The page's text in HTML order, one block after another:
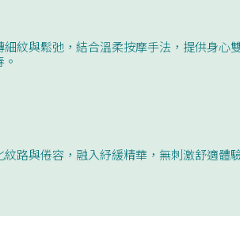
紋與鬆弛，結合溫柔按摩手法，提供身心
紋路與倦容，融入紓緩精華，無刺激舒適體